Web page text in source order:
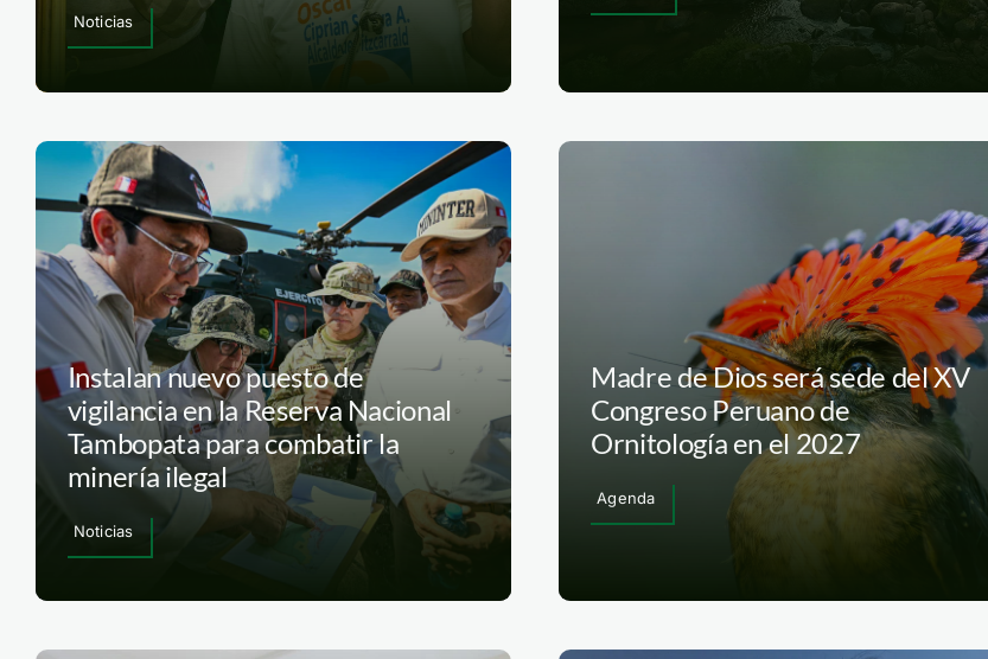
Noticias
Instalan nuevo puesto de
vigilancia en la Reserva Nacional
Tambopata para combatir la
minería ilegal
Noticias
Madre de Dios será sede del XV
Congreso Peruano de
Ornitología en el 2027
Agenda